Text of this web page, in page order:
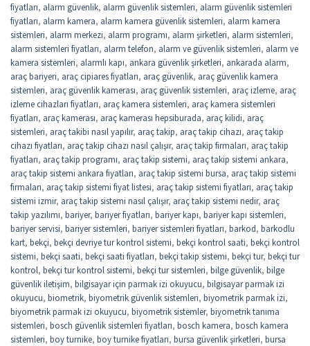
fiyatları, alarm güvenlik, alarm güvenlik sistemleri, alarm güvenlik sistemleri
fiyatları, alarm kamera, alarm kamera güvenlik sistemleri, alarm kamera
sistemleri, alarm merkezi, alarm programı, alarm şirketleri, alarm sistemleri,
alarm sistemleri fiyatları, alarm telefon, alarm ve güvenlik sistemleri, alarm ve
kamera sistemleri, alarmlı kapı, ankara güvenlik şirketleri, ankarada alarm,
araç bariyeri, araç cipiares fiyatları, araç güvenlik, araç güvenlik kamera
sistemleri, araç güvenlik kamerası, araç güvenlik sistemleri, araç izleme, araç
izleme cihazları fiyatları, araç kamera sistemleri, araç kamera sistemleri
fiyatları, araç kamerası, araç kamerası hepsiburada, araç kilidi, araç
sistemleri, araç takibi nasıl yapılır, araç takip, araç takip cihazı, araç takip
cihazı fiyatları, araç takip cihazı nasıl çalışır, araç takip firmaları, araç takip
fiyatları, araç takip programı, araç takip sistemi, araç takip sistemi ankara,
araç takip sistemi ankara fiyatları, araç takip sistemi bursa, araç takip sistemi
firmaları, araç takip sistemi fiyat listesi, araç takip sistemi fiyatları, araç takip
sistemi izmir, araç takip sistemi nasıl çalışır, araç takip sistemi nedir, araç
takip yazılımı, bariyer, bariyer fiyatları, bariyer kapı, bariyer kapı sistemleri,
bariyer servisi, bariyer sistemleri, bariyer sistemleri fiyatları, barkod, barkodlu
kart, bekçi, bekçi devriye tur kontrol sistemi, bekçi kontrol saati, bekçi kontrol
sistemi, bekçi saati, bekçi saati fiyatları, bekçi takip sistemi, bekçi tur, bekçi tur
kontrol, bekçi tur kontrol sistemi, bekçi tur sistemleri, bilge güvenlik, bilge
güvenlik iletişim, bilgisayar için parmak izi okuyucu, bilgisayar parmak izi
okuyucu, biometrik, biyometrik güvenlik sistemleri, biyometrik parmak izi,
biyometrik parmak izi okuyucu, biyometrik sistemler, biyometrik tanıma
sistemleri, bosch güvenlik sistemleri fiyatları, bosch kamera, bosch kamera
sistemleri, boy turnike, boy turnike fiyatları, bursa güvenlik şirketleri, bursa